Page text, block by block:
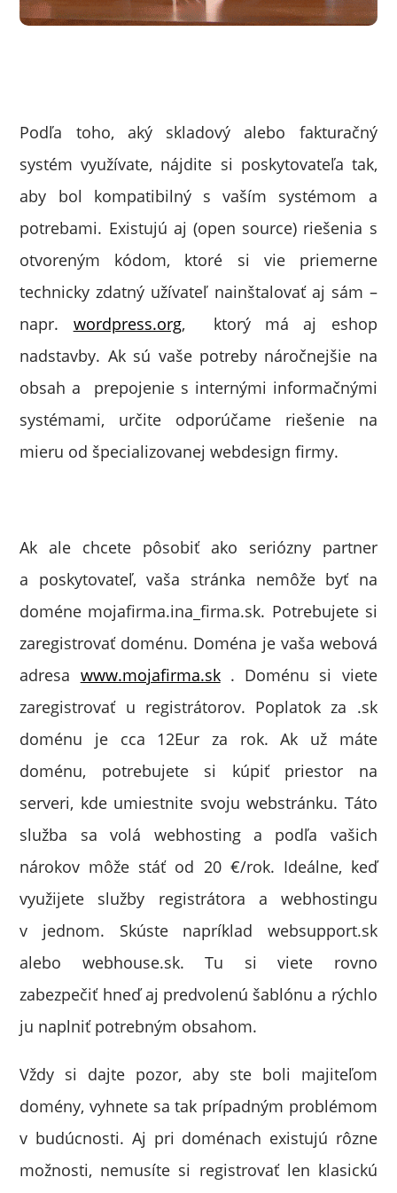
Podľa toho, aký skladový alebo fakturačný
systém využívate, nájdite si poskytovateľa tak,
aby bol kompatibilný s vaším systémom a
potrebami. Existujú aj (open source) riešenia s
otvoreným kódom, ktoré si vie priemerne
technicky zdatný užívateľ nainštalovať aj sám –
napr. wordpress.org, ktorý má aj eshop
nadstavby. Ak sú vaše potreby náročnejšie na
obsah a prepojenie s internými informačnými
systémami, určite odporúčame riešenie na
mieru od špecializovanej webdesign firmy.
Ak ale chcete pôsobiť ako seriózny partner
a poskytovateľ, vaša stránka nemôže byť na
doméne mojafirma.ina_firma.sk. Potrebujete si
zaregistrovať doménu. Doména je vaša webová
adresa www.mojafirma.sk. Doménu si viete
zaregistrovať u registrátorov. Poplatok za .sk
doménu je cca 12Eur za rok. Ak už máte
doménu, potrebujete si kúpiť priestor na
serveri, kde umiestnite svoju webstránku. Táto
služba sa volá webhosting a podľa vašich
nárokov môže stáť od 20 €/rok. Ideálne, keď
využijete služby registrátora a webhostingu
v jednom. Skúste napríklad websupport.sk
alebo webhouse.sk. Tu si viete rovno
zabezpečiť hneď aj predvolenú šablónu a rýchlo
ju naplniť potrebným obsahom.
Vždy si dajte pozor, aby ste boli majiteľom
domény, vyhnete sa tak prípadným problémom
v budúcnosti. Aj pri doménach existujú rôzne
možnosti, nemusíte si registrovať len klasickú